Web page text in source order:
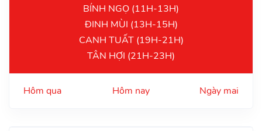
BÍNH NGỌ (11H-13H)
ĐINH MÙI (13H-15H)
CANH TUẤT (19H-21H)
TÂN HỢI (21H-23H)
Hôm qua Hôm nay Ngày mai